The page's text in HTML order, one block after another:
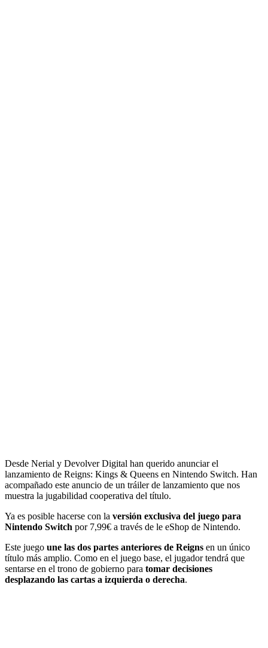
Desde Nerial y Devolver Digital han querido anunciar el
lanzamiento de Reigns: Kings & Queens en Nintendo Switch. Han
acompañado este anuncio de un tráiler de lanzamiento que nos
muestra la jugabilidad cooperativa del título.
Ya es posible hacerse con la versión exclusiva del juego para
Nintendo Switch por 7,99€ a través de le eShop de Nintendo.
Este juego une las dos partes anteriores de Reigns en un único
título más amplio. Como en el juego base, el jugador tendrá que
sentarse en el trono de gobierno para tomar decisiones
desplazando las cartas a izquierda o derecha.